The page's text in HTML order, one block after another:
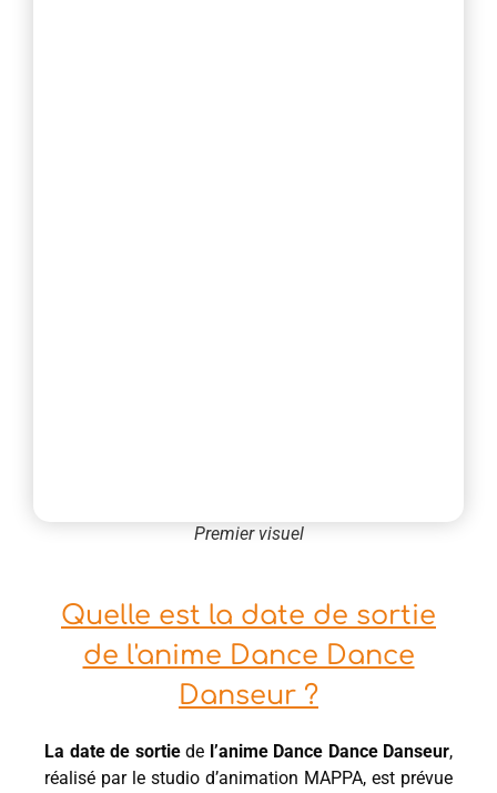
Premier visuel
Quelle est la date de sortie
de l'anime Dance Dance
Danseur ?
La date de sortiede l’anime Dance Dance Danseur,
réalisé par le studio d’animation MAPPA, est prévue